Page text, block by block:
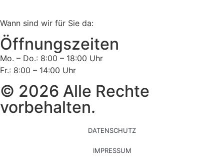
Wann sind wir für Sie da:
Öffnungszeiten
Mo. – Do.: 8:00 – 18:00 Uhr
Fr.: 8:00 – 14:00 Uhr
© 2026 Alle Rechte
vorbehalten.
DATENSCHUTZ
IMPRESSUM